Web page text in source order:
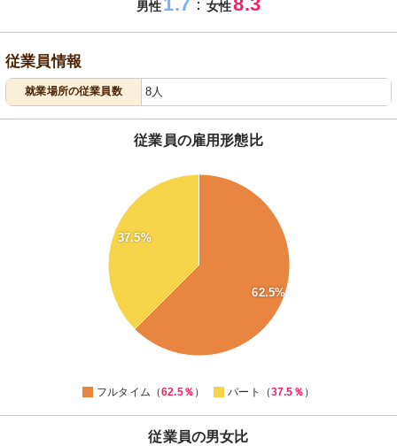
男性 ：女性
従業員情報
就業場所の従業員数 8人
従業員の雇用形態比
62.5%
37.5%
フルタイム（62.5％ ） パート（37.5％ ）
従業員の男女比